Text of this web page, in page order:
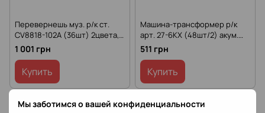
Мы заботимся о вашей конфиденциальности
Перевернешь муз. р/к ст.
CV8818-102A (36шт) 2цвета,
мир., управление
рукой+пульт,светящиеся
колеса короб. 24,1*11,1*15см
1 001 грн
Купить
Машина-трансформер р/к
арт. 27-6KX (48шт/2) акум.
мир., USB-зарядка, короб.
22,5*9*5см
511 грн
Купить